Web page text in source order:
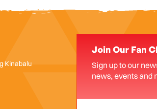
Kinabalu
Join Our Fan
Sign up to our
news, events and